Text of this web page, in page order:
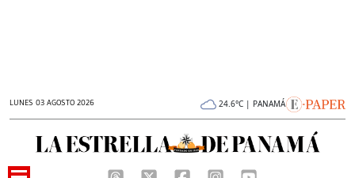
LUNES 03 AGOSTO 2026 24.6°C | PANAMÁ